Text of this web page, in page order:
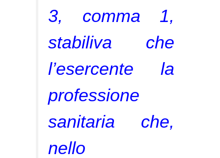
3, comma 1,
stabiliva che
l’esercente la
professione
sanitaria che,
nello